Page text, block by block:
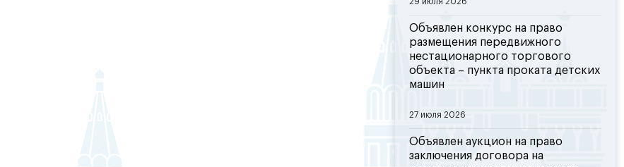
Объявлен конкурс на право
размещения передвижного
нестационарного торгового
объекта – пункта проката детских
машин
27 июля 2026
Объявлен аукцион на право
заключения договора на